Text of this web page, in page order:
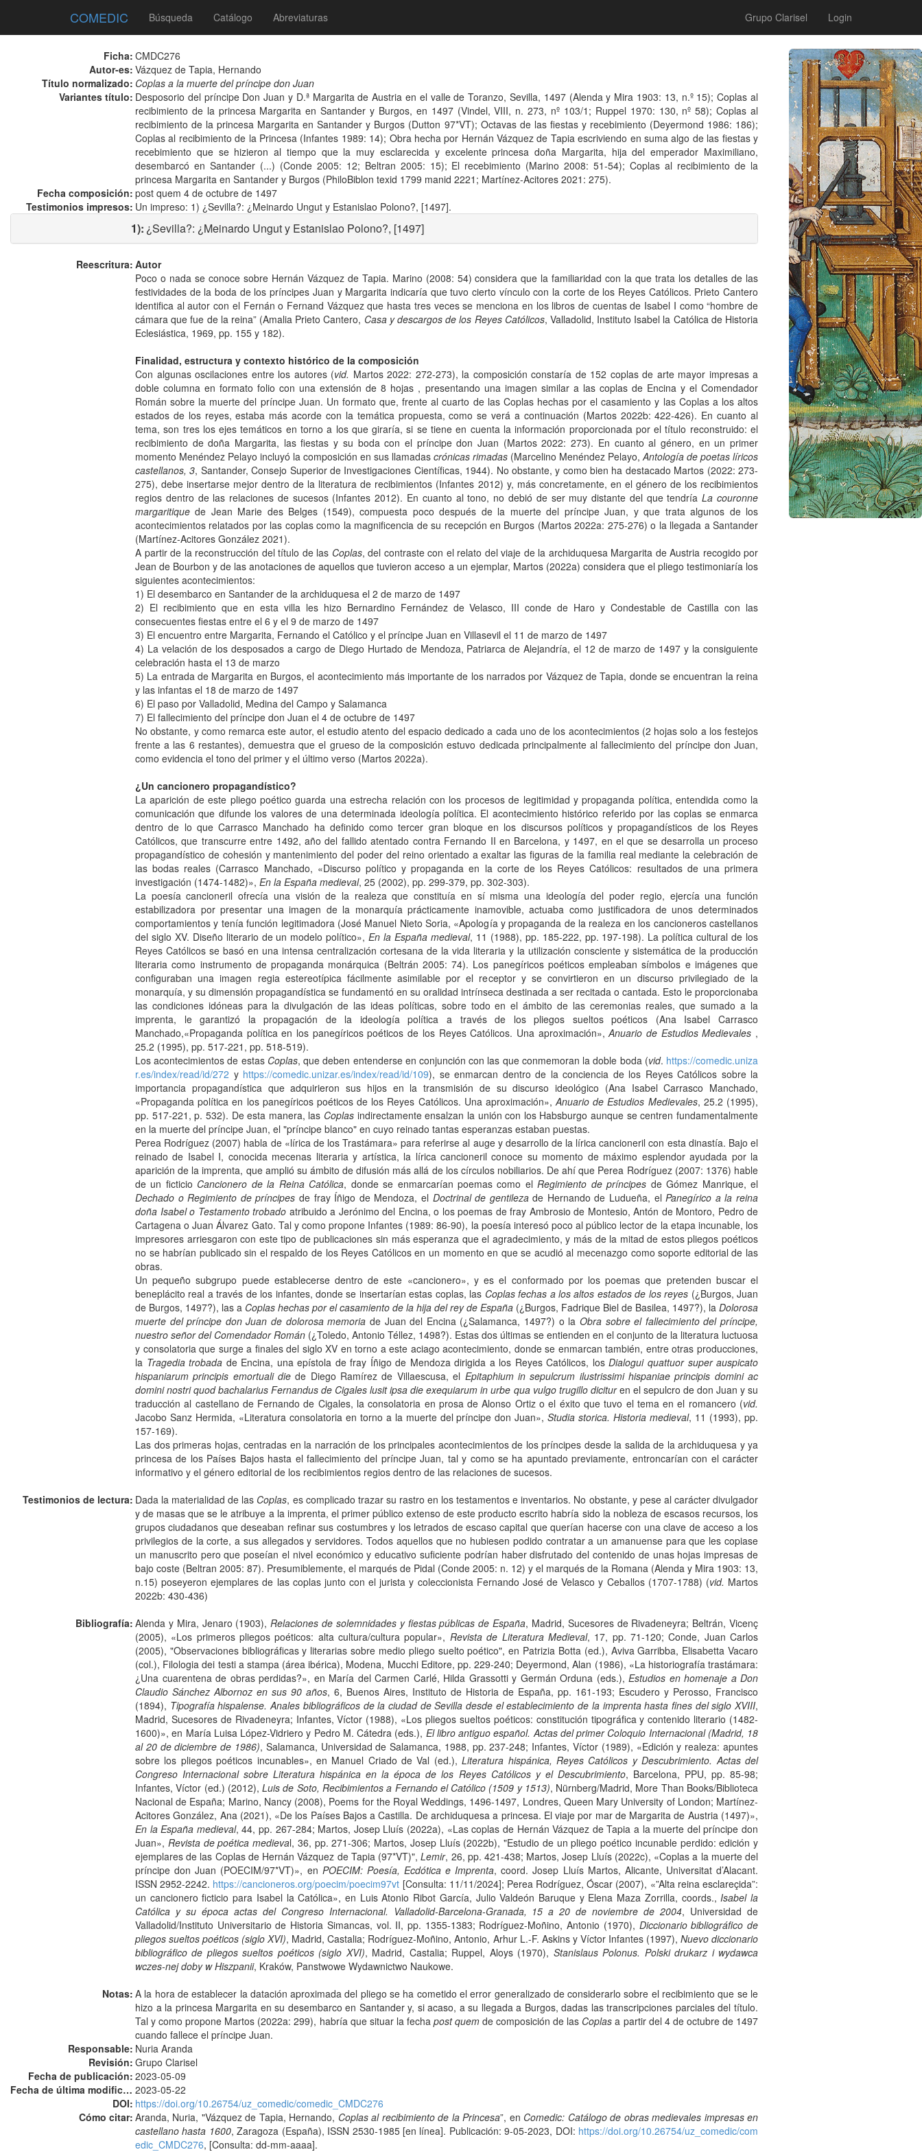
COMEDIC Búsqueda Catálogo Abreviaturas Grupo Clarisel Login
Ficha: CMDC276
Autor-es: Vázquez de Tapia, Hernando
Título normalizado: Coplas a la muerte del príncipe don Juan
Variantes título: Desposorio del príncipe Don Juan y D.ª Margarita de Austria en el valle de Toranzo, Sevilla, 1497 (Alenda y Mira 1903: 13, n.º 15); Coplas al
recibimiento de la princesa Margarita en Santander y Burgos, en 1497 (Vindel, VIII, n. 273, nº 103/1; Ruppel 1970: 130, nº 58); Coplas al
recibimiento de la princesa Margarita en Santander y Burgos (Dutton 97*VT); Octavas de las fiestas y recebimiento (Deyermond 1986: 186);
Coplas al recibimiento de la Princesa (Infantes 1989: 14); Obra hecha por Hernán Vázquez de Tapia escriviendo en suma algo de las fiestas y
recebimiento que se hizieron al tiempo que la muy esclarecida y excelente princesa doña Margarita, hija del emperador Maximiliano,
desembarcó en Santander (...) (Conde 2005: 12; Beltran 2005: 15); El recebimiento (Marino 2008: 51-54); Coplas al recibimiento de la
princesa Margarita en Santander y Burgos (PhiloBiblon texid 1799 manid 2221; Martínez-Acitores 2021: 275).
Fecha composición: post quem 4 de octubre de 1497
Testimonios impresos: Un impreso: 1) ¿Sevilla?: ¿Meinardo Ungut y Estanislao Polono?, [1497].
1): ¿Sevilla?: ¿Meinardo Ungut y Estanislao Polono?, [1497]
Reescritura: Autor
Poco o nada se conoce sobre Hernán Vázquez de Tapia. Marino (2008: 54) considera que la familiaridad con la que trata los detalles de las
festividades de la boda de los príncipes Juan y Margarita indicaría que tuvo cierto vínculo con la corte de los Reyes Católicos. Prieto Cantero
identifica al autor con el Fernán o Fernand Vázquez que hasta tres veces se menciona en los libros de cuentas de Isabel I como “hombre de
cámara que fue de la reina” (Amalia Prieto Cantero, Casa y descargos de los Reyes Católicos, Valladolid, Instituto Isabel la Católica de Historia
Eclesiástica, 1969, pp. 155 y 182).
Finalidad, estructura y contexto histórico de la composición
Con algunas oscilaciones entre los autores (vid. Martos 2022: 272-273), la composición constaría de 152 coplas de arte mayor impresas a
doble columna en formato folio con una extensión de 8 hojas , presentando una imagen similar a las coplas de Encina y el Comendador
Román sobre la muerte del príncipe Juan. Un formato que, frente al cuarto de las Coplas hechas por el casamiento y las Coplas a los altos
estados de los reyes, estaba más acorde con la temática propuesta, como se verá a continuación (Martos 2022b: 422-426). En cuanto al
tema, son tres los ejes temáticos en torno a los que giraría, si se tiene en cuenta la información proporcionada por el título reconstruido: el
recibimiento de doña Margarita, las fiestas y su boda con el príncipe don Juan (Martos 2022: 273). En cuanto al género, en un primer
momento Menéndez Pelayo incluyó la composición en sus llamadas crónicas rimadas (Marcelino Menéndez Pelayo,Antología de poetas líricos
castellanos, 3, Santander, Consejo Superior de Investigaciones Científicas, 1944). No obstante, y como bien ha destacado Martos (2022: 273-
275), debe insertarse mejor dentro de la literatura de recibimientos (Infantes 2012) y, más concretamente, en el género de los recibimientos
regios dentro de las relaciones de sucesos (Infantes 2012). En cuanto al tono, no debió de ser muy distante del que tendríaLa couronne
margaritique de Jean Marie des Belges (1549), compuesta poco después de la muerte del príncipe Juan, y que trata algunos de los
acontecimientos relatados por las coplas como la magnificencia de su recepción en Burgos (Martos 2022a: 275-276) o la llegada a Santander
(Martínez-Acitores González 2021).
A partir de la reconstrucción del título de las Coplas, del contraste con el relato del viaje de la archiduquesa Margarita de Austria recogido por
Jean de Bourbon y de las anotaciones de aquellos que tuvieron acceso a un ejemplar, Martos (2022a) considera que el pliego testimoniaría los
siguientes acontecimientos:
1) El desembarco en Santander de la archiduquesa el 2 de marzo de 1497
2) El recibimiento que en esta villa les hizo Bernardino Fernández de Velasco, III conde de Haro y Condestable de Castilla con las
consecuentes fiestas entre el 6 y el 9 de marzo de 1497
3) El encuentro entre Margarita, Fernando el Católico y el príncipe Juan en Villasevil el 11 de marzo de 1497
4) La velación de los desposados a cargo de Diego Hurtado de Mendoza, Patriarca de Alejandría, el 12 de marzo de 1497 y la consiguiente
celebración hasta el 13 de marzo
5) La entrada de Margarita en Burgos, el acontecimiento más importante de los narrados por Vázquez de Tapia, donde se encuentran la reina
y las infantas el 18 de marzo de 1497
6) El paso por Valladolid, Medina del Campo y Salamanca
7) El fallecimiento del príncipe don Juan el 4 de octubre de 1497
No obstante, y como remarca este autor, el estudio atento del espacio dedicado a cada uno de los acontecimientos (2 hojas solo a los festejos
frente a las 6 restantes), demuestra que el grueso de la composición estuvo dedicada principalmente al fallecimiento del príncipe don Juan,
como evidencia el tono del primer y el último verso (Martos 2022a).
¿Un cancionero propagandístico?
La aparición de este pliego poético guarda una estrecha relación con los procesos de legitimidad y propaganda política, entendida como la
comunicación que difunde los valores de una determinada ideología política. El acontecimiento histórico referido por las coplas se enmarca
dentro de lo que Carrasco Manchado ha definido como tercer gran bloque en los discursos políticos y propagandísticos de los Reyes
Católicos, que transcurre entre 1492, año del fallido atentado contra Fernando II en Barcelona, y 1497, en el que se desarrolla un proceso
propagandístico de cohesión y mantenimiento del poder del reino orientado a exaltar las figuras de la familia real mediante la celebración de
las bodas reales (Carrasco Manchado, «Discurso político y propaganda en la corte de los Reyes Católicos: resultados de una primera
investigación (1474-1482)», En la España medieval, 25 (2002), pp. 299-379, pp. 302-303).
La poesía cancioneril ofrecía una visión de la realeza que constituía en sí misma una ideología del poder regio, ejercía una función
estabilizadora por presentar una imagen de la monarquía prácticamente inamovible, actuaba como justificadora de unos determinados
comportamientos y tenía función legitimadora (José Manuel Nieto Soria, «Apología y propaganda de la realeza en los cancioneros castellanos
del siglo XV. Diseño literario de un modelo político»,En la España medieval, 11 (1988), pp. 185-222, pp. 197-198). La política cultural de los
Reyes Católicos se basó en una intensa centralización cortesana de la vida literaria y la utilización consciente y sistemática de la producción
literaria como instrumento de propaganda monárquica (Beltrán 2005: 74). Los panegíricos poéticos empleaban símbolos e imágenes que
configuraban una imagen regia estereotípica fácilmente asimilable por el receptor y se convirtieron en un discurso privilegiado de la
monarquía, y su dimensión propagandística se fundamentó en su oralidad intrínseca destinada a ser recitada o cantada. Esto le proporcionaba
las condiciones idóneas para la divulgación de las ideas políticas, sobre todo en el ámbito de las ceremonias reales, que sumado a la
imprenta, le garantizó la propagación de la ideología política a través de los pliegos sueltos poéticos (Ana Isabel Carrasco
Manchado,«Propaganda política en los panegíricos poéticos de los Reyes Católicos. Una aproximación»,Anuario de Estudios Medievales ,
25.2 (1995), pp. 517-221, pp. 518-519).
Los acontecimientos de estas Coplas, que deben entenderse en conjunción con las que conmemoran la doble boda (vid. https://comedic.uniza
r.es/index/read/id/272 y https://comedic.unizar.es/index/read/id/109), se enmarcan dentro de la conciencia de los Reyes Católicos sobre la
importancia propagandística que adquirieron sus hijos en la transmisión de su discurso ideológico (Ana Isabel Carrasco Manchado,
«Propaganda política en los panegíricos poéticos de los Reyes Católicos. Una aproximación»,Anuario de Estudios Medievales, 25.2 (1995),
pp. 517-221, p. 532). De esta manera, las Coplas indirectamente ensalzan la unión con los Habsburgo aunque se centren fundamentalmente
en la muerte del príncipe Juan, el "príncipe blanco" en cuyo reinado tantas esperanzas estaban puestas.
Perea Rodríguez (2007) habla de «lírica de los Trastámara» para referirse al auge y desarrollo de la lírica cancioneril con esta dinastía. Bajo el
reinado de Isabel I, conocida mecenas literaria y artística, la lírica cancioneril conoce su momento de máximo esplendor ayudada por la
aparición de la imprenta, que amplió su ámbito de difusión más allá de los círculos nobiliarios. De ahí que Perea Rodríguez (2007: 1376) hable
de un ficticio Cancionero de la Reina Católica, donde se enmarcarían poemas como elRegimiento de príncipes de Gómez Manrique, el
Dechado o Regimiento de príncipes de fray Íñigo de Mendoza, el Doctrinal de gentilezade Hernando de Ludueña, elPanegírico a la reina
doña Isabel o Testamento trobado atribuido a Jerónimo del Encina, o los poemas de fray Ambrosio de Montesio, Antón de Montoro, Pedro de
Cartagena o Juan Álvarez Gato. Tal y como propone Infantes (1989: 86-90), la poesía interesó poco al público lector de la etapa incunable, los
impresores arriesgaron con este tipo de publicaciones sin más esperanza que el agradecimiento, y más de la mitad de estos pliegos poéticos
no se habrían publicado sin el respaldo de los Reyes Católicos en un momento en que se acudió al mecenazgo como soporte editorial de las
obras.
Un pequeño subgrupo puede establecerse dentro de este «cancionero», y es el conformado por los poemas que pretenden buscar el
beneplácito real a través de los infantes, donde se insertarían estas coplas, las Coplas fechas a los altos estados de los reyes (¿Burgos, Juan
de Burgos, 1497?), las a Coplas hechas por el casamiento de la hija del rey de España (¿Burgos, Fadrique Biel de Basilea, 1497?), la Dolorosa
muerte del príncipe don Juan de dolorosa memoria de Juan del Encina (¿Salamanca, 1497?) o la Obra sobre el fallecimiento del príncipe,
nuestro señor del Comendador Román (¿Toledo, Antonio Téllez, 1498?). Estas dos últimas se entienden en el conjunto de la literatura luctuosa
y consolatoria que surge a finales del siglo XV en torno a este aciago acontecimiento, donde se enmarcan también, entre otras producciones,
la Tragedia trobada de Encina, una epístola de fray Íñigo de Mendoza dirigida a los Reyes Católicos, losDialogui quattuor super auspicato
hispaniarum principis emortuali die de Diego Ramírez de Villaescusa, el Epitaphium in sepulcrum ilustrissimi hispaniae principis domini ac
domini nostri quod bachalarius Fernandus de Cigales lusit ipsa die exequiarum in urbe qua vulgo trugillo dicituren el sepulcro de don Juan y su
traducción al castellano de Fernando de Cigales, la consolatoria en prosa de Alonso Ortiz o el éxito que tuvo el tema en el romancero (vid.
Jacobo Sanz Hermida, «Literatura consolatoria en torno a la muerte del príncipe don Juan»,Studia storica. Historia medieval, 11 (1993), pp.
157-169).
Las dos primeras hojas, centradas en la narración de los principales acontecimientos de los príncipes desde la salida de la archiduquesa y ya
princesa de los Países Bajos hasta el fallecimiento del príncipe Juan, tal y como se ha apuntado previamente, entroncarían con el carácter
informativo y el género editorial de los recibimientos regios dentro de las relaciones de sucesos.
Testimonios de lectura: Dada la materialidad de las Coplas, es complicado trazar su rastro en los testamentos e inventarios. No obstante, y pese al carácter divulgador
y de masas que se le atribuye a la imprenta, el primer público extenso de este producto escrito habría sido la nobleza de escasos recursos, los
grupos ciudadanos que deseaban refinar sus costumbres y los letrados de escaso capital que querían hacerse con una clave de acceso a los
privilegios de la corte, a sus allegados y servidores. Todos aquellos que no hubiesen podido contratar a un amanuense para que les copiase
un manuscrito pero que poseían el nivel económico y educativo suficiente podrían haber disfrutado del contenido de unas hojas impresas de
bajo coste (Beltran 2005: 87). Presumiblemente, el marqués de Pidal (Conde 2005: n. 12) y el marqués de la Romana (Alenda y Mira 1903: 13,
n.15) poseyeron ejemplares de las coplas junto con el jurista y coleccionista Fernando José de Velasco y Ceballos (1707-1788) (vid. Martos
2022b: 430-436)
Bibliografía: Alenda y Mira, Jenaro (1903),Relaciones de solemnidades y fiestas públicas de España, Madrid, Sucesores de Rivadeneyra; Beltrán, Vicenç
(2005), «Los primeros pliegos poéticos: alta cultura/cultura popular», Revista de Literatura Medieval, 17, pp. 71-120; Conde, Juan Carlos
(2005), "Observaciones bibliográficas y literarias sobre medio pliego suelto poético", en Patrizia Botta (ed.), Aviva Garribba, Elisabetta Vacaro
(col.), Filologia dei testi a stampa (área ibérica), Modena, Mucchi Editore, pp. 229-240; Deyermond, Alan (1986), «La historiografía trastámara:
¿Una cuarentena de obras perdidas?», en María del Carmen Carlé, Hilda Grassotti y Germán Orduna (eds.), Estudios en homenaje a Don
Claudio Sánchez Albornoz en sus 90 años, 6, Buenos Aires, Instituto de Historia de España, pp. 161-193; Escudero y Perosso, Francisco
(1894), Tipografía hispalense. Anales bibliográficos de la ciudad de Sevilla desde el establecimiento de la imprenta hasta fines del siglo XVIII,
Madrid, Sucesores de Rivadeneyra; Infantes, Víctor (1988), «Los pliegos sueltos poéticos: constitución tipográfica y contenido literario (1482-
1600)», en María Luisa López-Vidriero y Pedro M. Cátedra (eds.), El libro antiguo español. Actas del primer Coloquio Internacional (Madrid, 18
al 20 de diciembre de 1986), Salamanca, Universidad de Salamanca, 1988, pp. 237-248; Infantes, Víctor (1989), «Edición y realeza: apuntes
sobre los pliegos poéticos incunables», en Manuel Criado de Val (ed.),Literatura hispánica, Reyes Católicos y Descubrimiento. Actas del
Congreso Internacional sobre Literatura hispánica en la época de los Reyes Católicos y el Descubrimiento, Barcelona, PPU, pp. 85-98;
Infantes, Víctor (ed.) (2012), Luis de Soto, Recibimientos a Fernando el Católico (1509 y 1513), Nürnberg/Madrid, More Than Books/Biblioteca
Nacional de España; Marino, Nancy (2008), Poems for the Royal Weddings, 1496-1497, Londres, Queen Mary University of London; Martínez-
Acitores González, Ana (2021), «De los Países Bajos a Castilla. De archiduquesa a princesa. El viaje por mar de Margarita de Austria (1497)»,
En la España medieval, 44, pp. 267-284; Martos, Josep Lluís (2022a), «Las coplas de Hernán Vázquez de Tapia a la muerte del príncipe don
Juan», Revista de poética medieval, 36, pp. 271-306; Martos, Josep Lluís (2022b), "Estudio de un pliego poético incunable perdido: edición y
ejemplares de las Coplas de Hernán Vázquez de Tapia (97*VT)",Lemir, 26, pp. 421-438; Martos, Josep Lluís (2022c), «Coplas a la muerte del
príncipe don Juan (POECIM/97*VT)», en POECIM: Poesía, Ecdótica e Imprenta, coord. Josep Lluís Martos, Alicante, Universitat d’Alacant.
ISSN 2952-2242. https://cancioneros.org/poecim/poecim97vt [Consulta: 11/11/2024]; Perea Rodríguez, Óscar (2007), «”Alta reina esclareçida”:
un cancionero ficticio para Isabel la Católica», en Luis Atonio Ribot García, Julio Valdeón Baruque y Elena Maza Zorrilla, coords.,Isabel la
Católica y su época actas del Congreso Internacional. Valladolid-Barcelona-Granada, 15 a 20 de noviembre de 2004, Universidad de
Valladolid/Instituto Universitario de Historia Simancas, vol. II, pp. 1355-1383; Rodríguez-Moñino, Antonio (1970), Diccionario bibliográfico de
pliegos sueltos poéticos (siglo XVI), Madrid, Castalia; Rodríguez-Moñino, Antonio, Arhur L.-F. Askins y Víctor Infantes (1997), Nuevo diccionario
bibliográfico de pliegos sueltos poéticos (siglo XVI), Madrid, Castalia; Ruppel, Aloys (1970), Stanislaus Polonus. Polski drukarz i wydawca
wczes-nej doby w Hiszpanii, Kraków, Panstwowe Wydawnictwo Naukowe.
Notas: A la hora de establecer la datación aproximada del pliego se ha cometido el error generalizado de considerarlo sobre el recibimiento que se le
hizo a la princesa Margarita en su desembarco en Santander y, si acaso, a su llegada a Burgos, dadas las transcripciones parciales del título.
Tal y como propone Martos (2022a: 299), habría que situar la fecha post quem de composición de las Coplas a partir del 4 de octubre de 1497
cuando fallece el príncipe Juan.
Responsable: Nuria Aranda
Revisión: Grupo Clarisel
Fecha de publicación: 2023-05-09
Fecha de última modificación: 2023-05-22
DOI: https://doi.org/10.26754/uz_comedic/comedic_CMDC276
Cómo citar: Aranda, Nuria, "Vázquez de Tapia, Hernando, Coplas al recibimiento de la Princesa”, en Comedic: Catálogo de obras medievales impresas en
castellano hasta 1600, Zaragoza (España), ISSN 2530-1985 [en línea]. Publicación: 9-05-2023, DOI: https://doi.org/10.26754/uz_comedic/com
edic_CMDC276, [Consulta: dd-mm-aaaa].